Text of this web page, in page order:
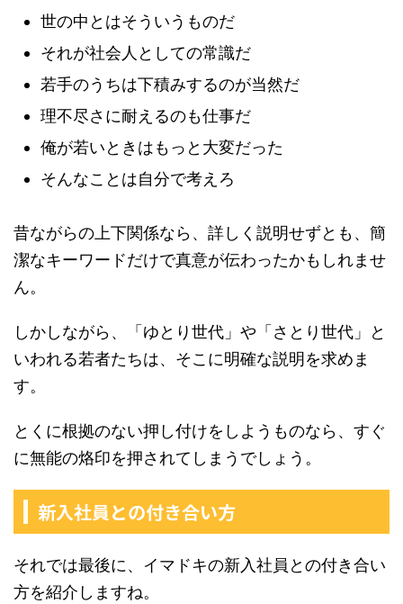
世の中とはそういうものだ
それが社会人としての常識だ
若手のうちは下積みするのが当然だ
理不尽さに耐えるのも仕事だ
俺が若いときはもっと大変だった
そんなことは自分で考えろ
昔ながらの上下関係なら、詳しく説明せずとも、簡
潔なキーワードだけで真意が伝わったかもしれませ
ん。
しかしながら、「ゆとり世代」や「さとり世代」と
いわれる若者たちは、そこに明確な説明を求めま
す。
とくに根拠のない押し付けをしようものなら、すぐ
に無能の烙印を押されてしまうでしょう。
新入社員との付き合い方
それでは最後に、イマドキの新入社員との付き合い
方を紹介しますね。